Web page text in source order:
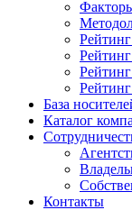
База
Каталог
Контакты